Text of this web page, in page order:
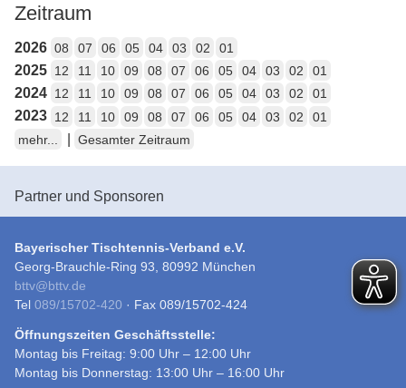
Zeitraum
2026 08 07 06 05 04 03 02 01
2025 12 11 10 09 08 07 06 05 04 03 02 01
2024 12 11 10 09 08 07 06 05 04 03 02 01
2023 12 11 10 09 08 07 06 05 04 03 02
01
mehr...
Gesamter Zeitraum
Partner und Sponsoren
Bayerischer Tischtennis-Verband e.V.
Georg-Brauchle-Ring 93, 80992 München
bttv@bttv.de
Tel 089/15702-420 · Fax 089/15702-424
Öffnungszeiten Geschäftsstelle:
Montag bis Freitag: 9:00 Uhr – 12:00 Uhr
Montag bis Donnerstag: 13:00 Uhr – 16:00 Uhr